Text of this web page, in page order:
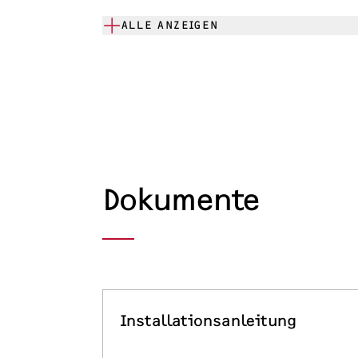
ALLE ANZEIGEN
Dokumente
Installationsanleitung